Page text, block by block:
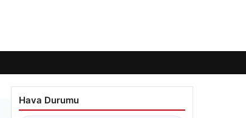
Hava Durumu